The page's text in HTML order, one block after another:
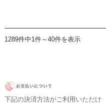
1289件中1件～40件を表示
下記の決済方法がご利用いただけ